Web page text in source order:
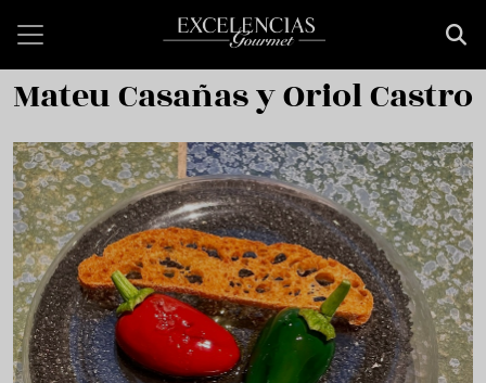
Mateu Casañas y Oriol Castro